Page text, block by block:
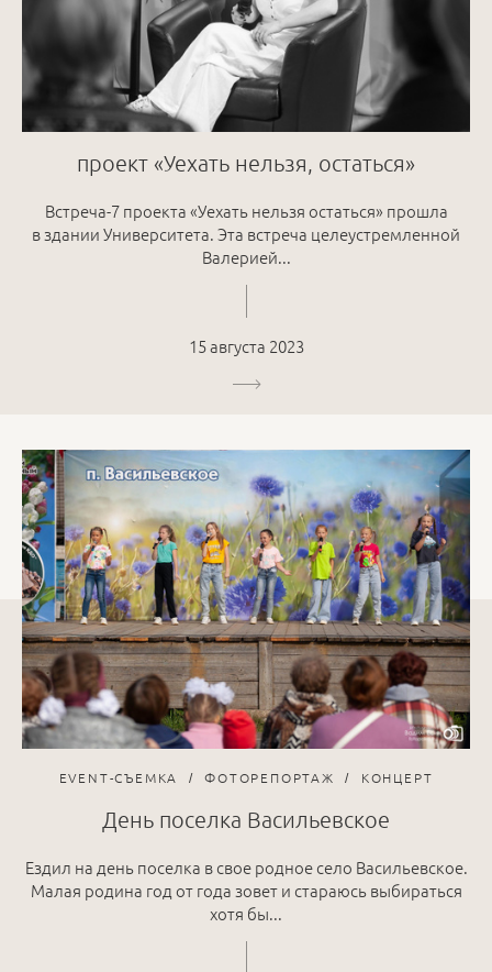
проект «Уехать нельзя, остаться»
Встреча-7 проекта «Уехать нельзя остаться» прошла
в здании Университета. Эта встреча целеустремленной
Валерией...
15 августа 2023
EVENT-СЪЕМКА ФОТОРЕПОРТАЖ КОНЦЕРТ
День поселка Васильевское
Ездил на день поселка в свое родное село Васильевское.
Малая родина год от года зовет и стараюсь выбираться
хотя бы...